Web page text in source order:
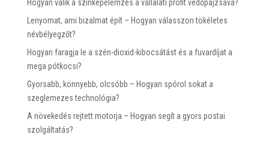
Hogyan válik a színképelemzés a vállalati profit védőpajzsává?
Lenyomat, ami bizalmat épít – Hogyan válasszon tökéletes
névbélyegzőt?
Hogyan faragja le a szén-dioxid-kibocsátást és a fuvardíjat a
mega pótkocsi?
Gyorsabb, könnyebb, olcsóbb – Hogyan spórol sokat a
szeglemezes technológia?
A növekedés rejtett motorja – Hogyan segít a gyors postai
szolgáltatás?